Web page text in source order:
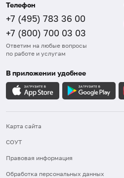
Телефон
+7 (495) 783 36 00
+7 (800) 700 03 03
Ответим на любые вопросы
по работе и услугам
В приложении удобнее
Карта сайта
СОУТ
Правовая информация
Обработка персональных данных